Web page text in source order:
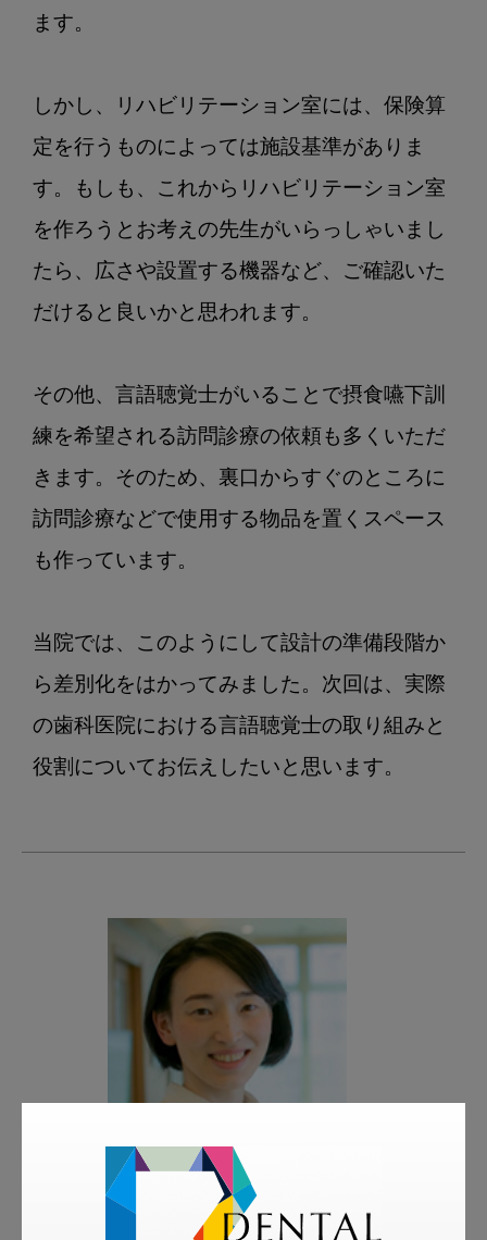
ます。
しかし、リハビリテーション室には、保険算
定を行うものによっては施設基準がありま
す。もしも、これからリハビリテーション室
を作ろうとお考えの先生がいらっしゃいまし
たら、広さや設置する機器など、ご確認いた
だけると良いかと思われます。
その他、言語聴覚士がいることで摂食嚥下訓
練を希望される訪問診療の依頼も多くいただ
きます。そのため、裏口からすぐのところに
訪問診療などで使用する物品を置くスペース
も作っています。
当院では、このようにして設計の準備段階か
ら差別化をはかってみました。次回は、実際
の歯科医院における言語聴覚士の取り組みと